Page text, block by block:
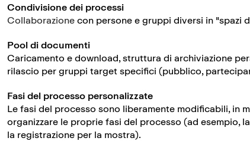
Condivisione dei processi
Collaborazionecon persone e gruppi diversi in "spazi
Pool di documenti
Caricamento e download, struttura di archiviazione
rilascio per gruppi target specifici (pubblico,
Fasi del processo personalizzate
Le fasi del processo sono liberamente modificabili, in
organizzare le proprie fasi del processo (ad esempio,
la registrazione per la mostra).